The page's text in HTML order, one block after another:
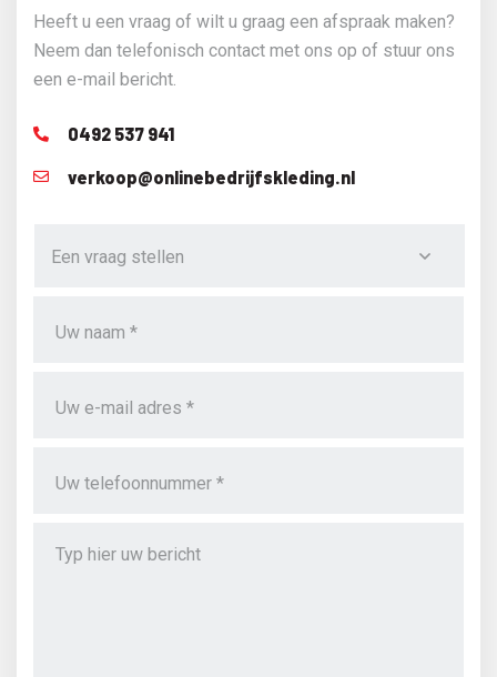
Heeft u een vraag of wilt u graag een afspraak maken?
Neem dan telefonisch contact met ons op of stuur ons
een e-mail bericht.
0492 537 941
verkoop@onlinebedrijfskleding.nl